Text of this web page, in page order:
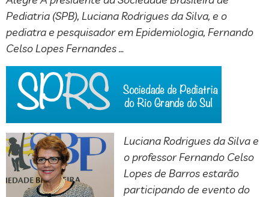
Pediatria (SPB), Luciana Rodrigues da Silva, e o
pediatra e pesquisador em Epidemiologia, Fernando
Celso Lopes Fernandes …
Luciana Rodrigues da Silva e
o professor Fernando Celso
Lopes de Barros estarão
participando de evento do